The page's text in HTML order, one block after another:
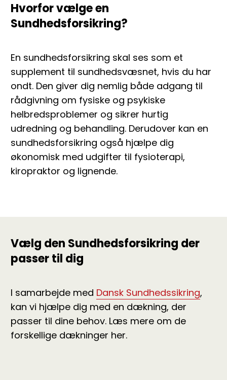
Hvorfor vælge en
Sundhedsforsikring?
En sundhedsforsikring skal ses som et
supplement til sundhedsvæsnet, hvis du har
ondt. Den giver dig nemlig både adgang til
rådgivning om fysiske og psykiske
helbredsproblemer og sikrer hurtig
udredning og behandling. Derudover kan en
sundhedsforsikring også hjælpe dig
økonomisk med udgifter til fysioterapi,
kiropraktor og lignende.
Vælg den Sundhedsforsikring der
passer til dig
I samarbejde med Dansk Sundhedssikring,
kan vi hjælpe dig med en dækning, der
passer til dine behov. Læs mere om de
forskellige dækninger her.